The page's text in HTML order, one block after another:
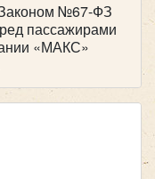
№67-ФЗ
пассажирами
«МАКС»